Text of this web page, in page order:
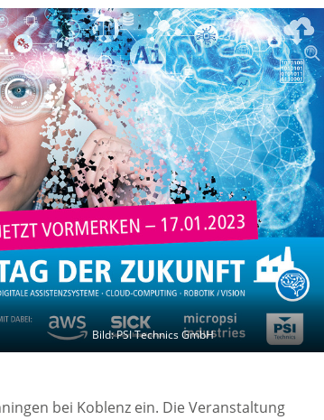
Bild: PSI Technics GmbH
bei Koblenz ein. Die Veranstaltung